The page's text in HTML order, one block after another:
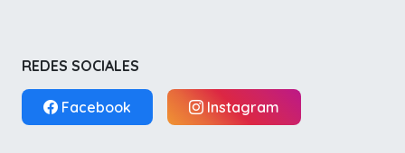
REDES SOCIALES
Facebook Instagram